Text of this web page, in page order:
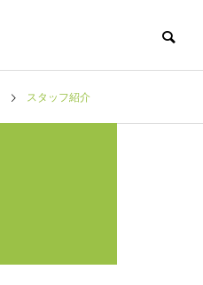
スタッフ紹介